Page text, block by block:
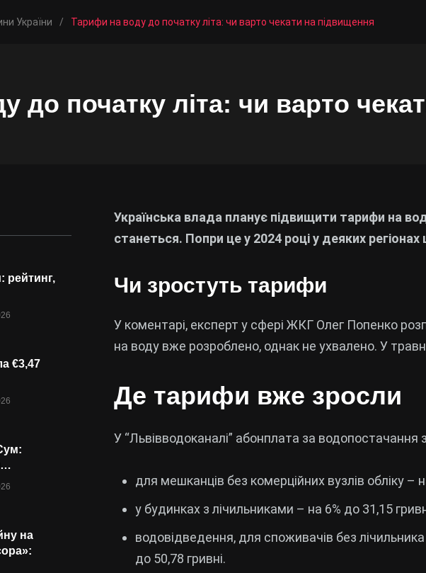
України / Тарифи на воду до початку літа: чи варто чекати на підвищення
до початку літа: чи варто
€3,47
на
Українська влада планує підвищити тарифи на
станеться. Попри це у 2024 році у деяких
Чи зростуть тарифи
У коментарі, експерт у сфері ЖКГ Олег Попенко
на воду вже розроблено, однак не ухвалено. У
Де тарифи вже зросли
У “Львівводоканалі” абонплата за водопостачання
для мешканців без комерційних вузлів обліку –
у будинках з лічильниками – на 6% до 31,15
водовідведення, для споживачів без
до 50,78 гривні.